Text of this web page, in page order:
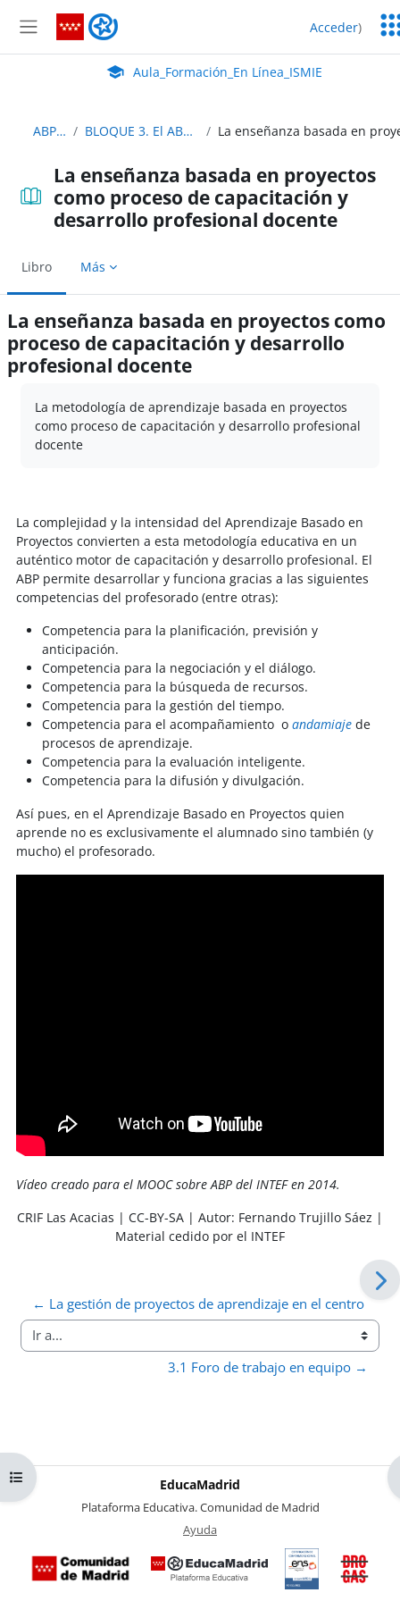
Panel lateral
Aula_Formación_En Línea_ISMIE Acceder)
Aula Virtual de EducaMadrid:
Aula_Formación_En Línea_ISMIE
Abrir índice del curso
ABP_IyP_Abierto BLOQUE 3. El ABP en tu centro y en tu red de aprendizaje
La enseñanza basada en proyectos
como proceso de capacitación y
desarrollo profesional docente
Libro Más
La enseñanza basada en proyectos como
proceso de capacitación y desarrollo
profesional docente
La metodología de aprendizaje basada en proyectos
como proceso de capacitación y desarrollo profesional
docente
La complejidad y la intensidad del Aprendizaje Basado en
Proyectos convierten a esta metodología educativa en un
auténtico motor de capacitación y desarrollo profesional. El
ABP permite desarrollar y funciona gracias a las siguientes
competencias del profesorado (entre otras):
Competencia para la planificación, previsión y
anticipación.
Competencia para la negociación y el diálogo.
Competencia para la búsqueda de recursos.
Competencia para la gestión del tiempo.
Competencia para el acompañamiento o andamiajede
procesos de aprendizaje.
Competencia para la evaluación inteligente.
Competencia para la difusión y divulgación.
Así pues, en el Aprendizaje Basado en Proyectos quien
aprende no es exclusivamente el alumnado sino también (y
mucho) el profesorado.
Vídeo creado para el MOOC sobre ABP del INTEF en 2014.
CRIF Las Acacias | CC-BY-SA | Autor: Fernando Trujillo Sáez |
Material cedido por el INTEF
← La gestión de proyectos de aprendizaje en el centro
Ir a...
3.1 Foro de trabajo en equipo →
EducaMadrid
Plataforma Educativa. Comunidad de Madrid
Ayuda
Certificación
de
conformidad
con el del